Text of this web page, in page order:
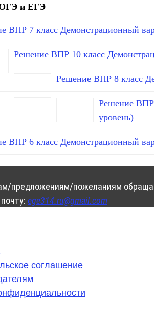
и ЕГЭ
ВПР 7 класс Демонстрационный
Решение ВПР 10 класс
Решение ВПР 8 класс
Решение ВПР
уровень)
ВПР 6 класс Демонстрационный
предложениям/пожеланиям
ege314.ru@gmail.com
соглашение